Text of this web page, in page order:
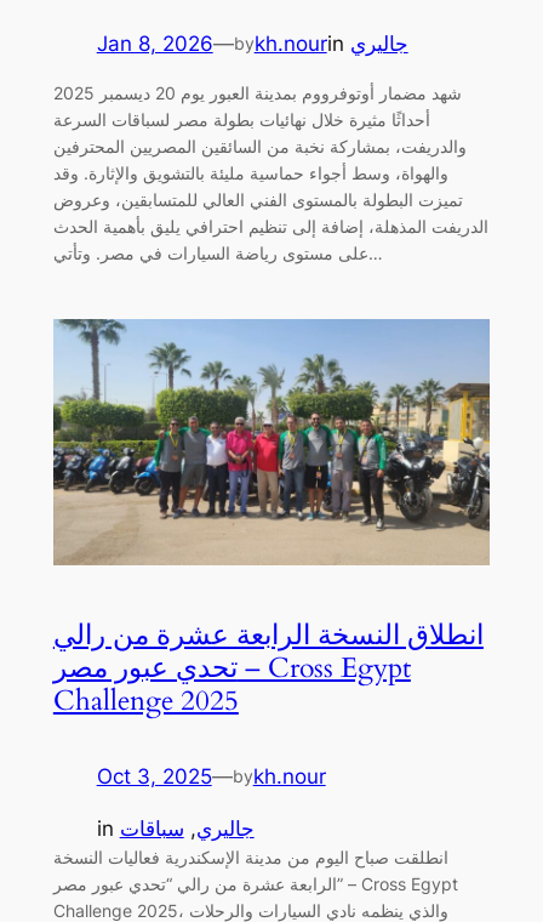
Jan 8, 2026—bykh.nourin جاليري
شهد مضمار أوتوفرووم بمدينة العبور يوم 20 ديسمبر 2025
أحداثًا مثيرة خلال نهائيات بطولة مصر لسباقات السرعة
والدريفت، بمشاركة نخبة من السائقين المصريين المحترفين
والهواة، وسط أجواء حماسية مليئة بالتشويق والإثارة. وقد
تميزت البطولة بالمستوى الفني العالي للمتسابقين، وعروض
الدريفت المذهلة، إضافة إلى تنظيم احترافي يليق بأهمية الحدث
على مستوى رياضة السيارات في مصر. وتأتي…
انطلاق النسخة الرابعة عشرة من رالي
تحدي عبور مصر – Cross Egypt
Challenge 2025
Oct 3, 2025—bykh.nour
in جاليري, سباقات
انطلقت صباح اليوم من مدينة الإسكندرية فعاليات النسخة
الرابعة عشرة من رالي “تحدي عبور مصر” – Cross Egypt
Challenge 2025، والذي ينظمه نادي السيارات والرحلات